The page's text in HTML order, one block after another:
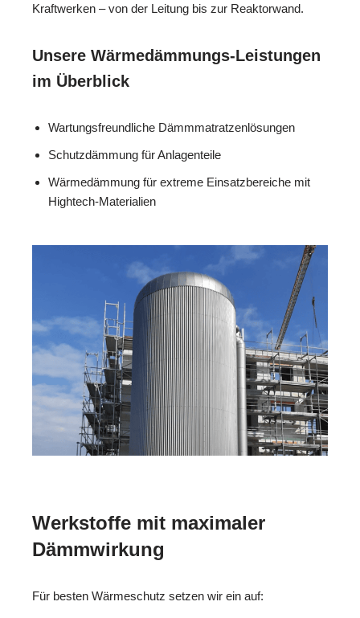
Kraftwerken – von der Leitung bis zur Reaktorwand.
Unsere Wärmedämmungs-Leistungen
im Überblick
Wartungsfreundliche Dämmmatratzenlösungen
Schutzdämmung für Anlagenteile
Wärmedämmung für extreme Einsatzbereiche mit
Hightech-Materialien
Werkstoffe mit maximaler
Dämmwirkung
Für besten Wärmeschutz setzen wir ein auf: